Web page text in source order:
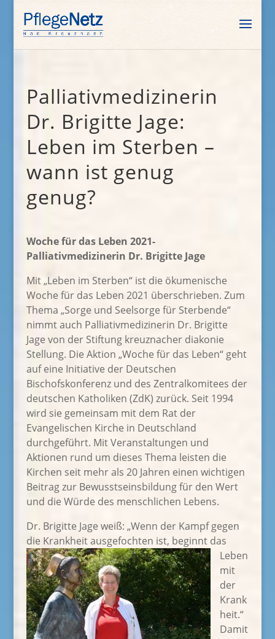
Palliativmedizinerin
Dr. Brigitte Jage:
Leben im Sterben –
wann ist genug
genug?
Woche für das Leben 2021-
Palliativmedizinerin Dr. Brigitte Jage
Mit „Leben im Sterben“ ist die ökumenische
Woche für das Leben 2021 überschrieben. Zum
Thema „Sorge und Seelsorge für Sterbende“
nimmt auch Palliativmedizinerin Dr. Brigitte
Jage von der Stiftung kreuznacher diakonie
Stellung. Die Aktion „Woche für das Leben“ geht
auf eine Initiative der Deutschen
Bischofskonferenz und des Zentralkomitees der
deutschen Katholiken (ZdK) zurück. Seit 1994
wird sie gemeinsam mit dem Rat der
Evangelischen Kirche in Deutschland
durchgeführt. Mit Veranstaltungen und
Aktionen rund um dieses Thema leisten die
Kirchen seit mehr als 20 Jahren einen wichtigen
Beitrag zur Bewusstseinsbildung für den Wert
und die Würde des menschlichen Lebens.
Dr. Brigitte Jage weiß: „Wenn der Kampf gegen
die Krankheit ausgefochten ist, beginnt das
Leben
mit
der
Krank
heit.“
Damit